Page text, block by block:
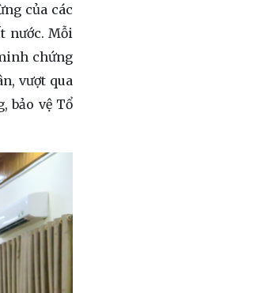
của các
nước. Mỗi
chứng
vượt qua
bảo vệ Tổ